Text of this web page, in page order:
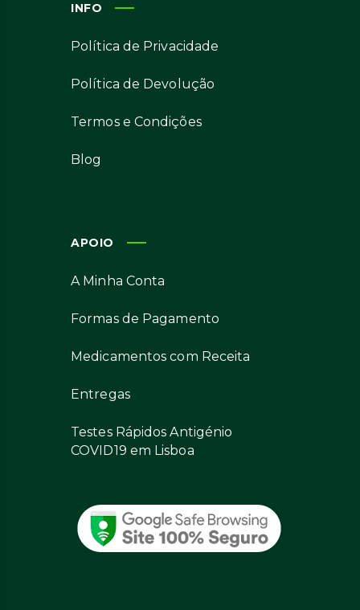
INFO
Política de Privacidade
Política de Devolução
Termos e Condições
Blog
APOIO
A Minha Conta
Formas de Pagamento
Medicamentos com Receita
Entregas
Testes Rápidos Antigénio
COVID19 em Lisboa